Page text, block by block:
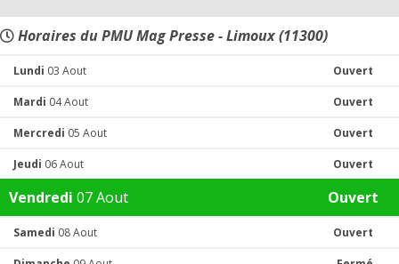
Horaires du PMU Mag Presse - Limoux (11300)
Lundi 03 Aout Ouvert
Mardi 04 Aout Ouvert
Mercredi 05 Aout Ouvert
Jeudi 06 Aout Ouvert
Vendredi 07 Aout Ouvert
Samedi 08 Aout Ouvert